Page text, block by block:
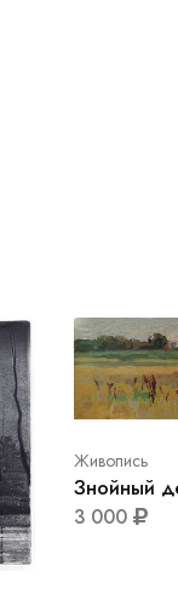
Живопись
Знойный
3 000